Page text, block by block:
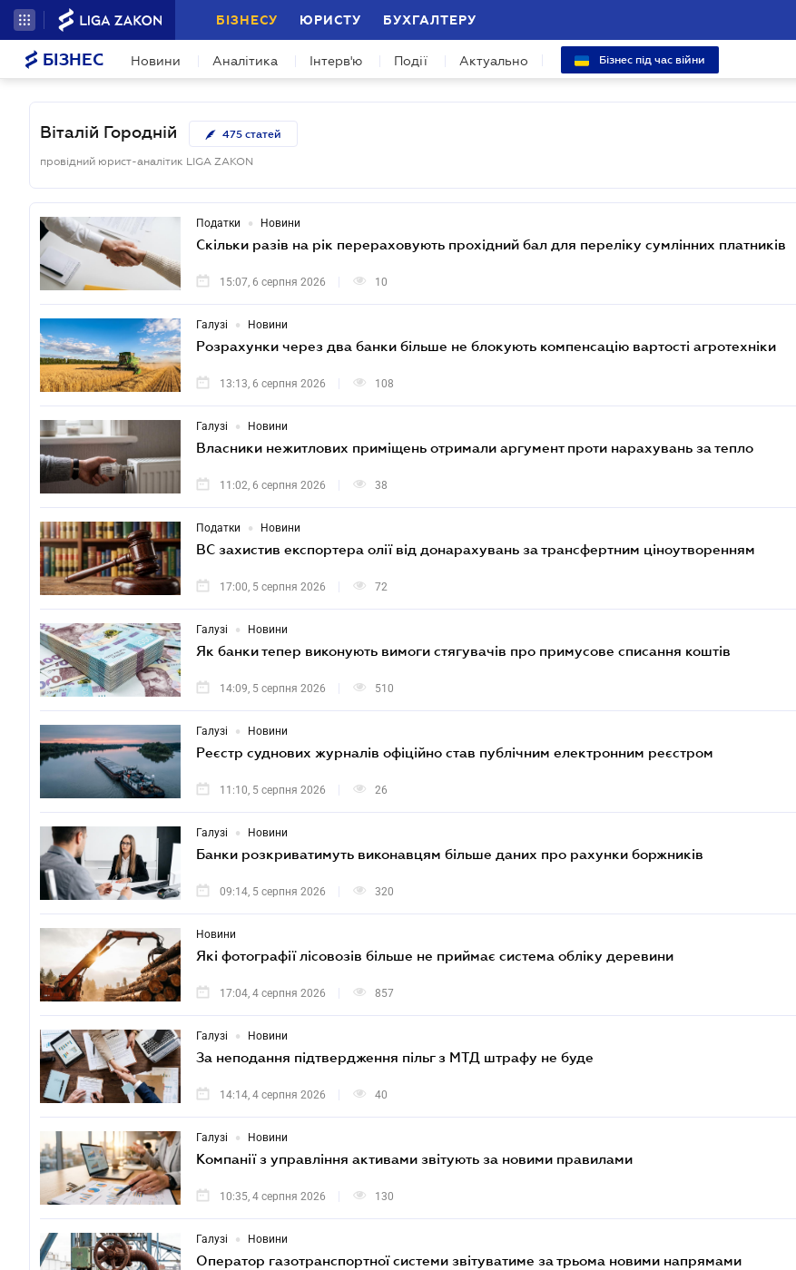
БІЗНЕСУ ЮРИСТУ БУХГАЛТЕРУ
БІЗНЕС Новини Аналітика Інтерв'ю Події Актуально Бізнес під час війни
Віталій Городній 475 статей
провідний юрист-аналітик LIGA ZAKON
Податки • Новини
Скільки разів на рік перераховують прохідний бал для переліку сумлінних платників
15:07, 6 серпня 2026 10
Галузі • Новини
Розрахунки через два банки більше не блокують компенсацію вартості агротехніки
13:13, 6 серпня 2026 108
Галузі • Новини
Власники нежитлових приміщень отримали аргумент проти нарахувань за тепло
11:02, 6 серпня 2026 38
Податки • Новини
ВС захистив експортера олії від донарахувань за трансфертним ціноутворенням
17:00, 5 серпня 2026 72
Галузі • Новини
Як банки тепер виконують вимоги стягувачів про примусове списання коштів
14:09, 5 серпня 2026 510
Галузі • Новини
Реєстр суднових журналів офіційно став публічним електронним реєстром
11:10, 5 серпня 2026 26
Галузі • Новини
Банки розкриватимуть виконавцям більше даних про рахунки боржників
09:14, 5 серпня 2026 320
Новини
Які фотографії лісовозів більше не приймає система обліку деревини
17:04, 4 серпня 2026 857
Галузі • Новини
За неподання підтвердження пільг з МТД штрафу не буде
14:14, 4 серпня 2026 40
Галузі • Новини
Компанії з управління активами звітують за новими правилами
10:35, 4 серпня 2026 130
Галузі • Новини
Оператор газотранспортної системи звітуватиме за трьома новими напрямами